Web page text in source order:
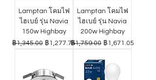
Lamptan โคมไฟ
ไฮเบย์ รุ่น Navia
150w Highbay
ราคาปกติ
฿1,345.00 ราคาขายลด
฿1,277.75
Lamptan โคมไฟ
ไฮเบย์ รุ่น Navia
200w Highbay
ราคาปกติ
฿1,759.00 ราคาขายลด
฿1,671.05